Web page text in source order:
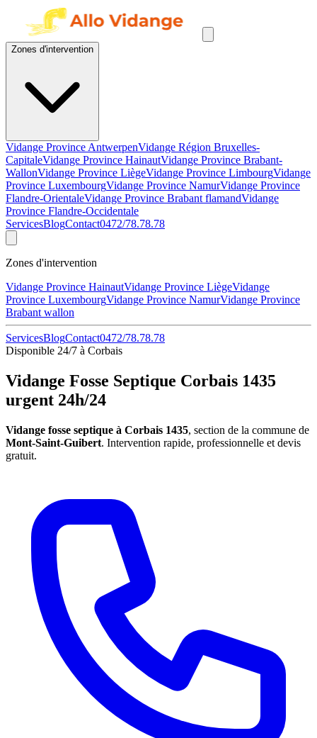
Zones d'intervention
Vidange Province AntwerpenVidange Région Bruxelles-
CapitaleVidange Province HainautVidange Province Brabant-
WallonVidange Province LiègeVidange Province LimbourgVidange
Province LuxembourgVidange Province NamurVidange Province
Flandre-OrientaleVidange Province Brabant flamandVidange
Province Flandre-Occidentale
ServicesBlogContact0472/78.78.78
Zones d'intervention
Vidange Province HainautVidange Province LiègeVidange
Province LuxembourgVidange Province NamurVidange Province
Brabant wallon
ServicesBlogContact0472/78.78.78
Disponible 24/7 à Corbais
Vidange Fosse Septique Corbais 1435
urgent 24h/24
Vidange fosse septique à Corbais 1435, section de la commune de
Mont-Saint-Guibert. Intervention rapide, professionnelle et devis
gratuit.